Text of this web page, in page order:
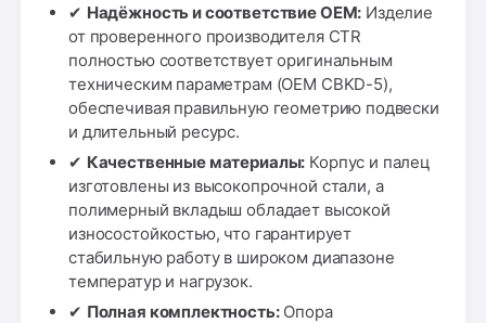
✔ Надёжность и соответствие OEM: Изделие
от проверенного производителя CTR
полностью соответствует оригинальным
техническим параметрам (OEM CBKD-5),
обеспечивая правильную геометрию подвески
и длительный ресурс.
✔ Качественные материалы: Корпус и палец
изготовлены из высокопрочной стали, а
полимерный вкладыш обладает высокой
износостойкостью, что гарантирует
стабильную работу в широком диапазоне
температур и нагрузок.
✔ Полная комплектность:Опора